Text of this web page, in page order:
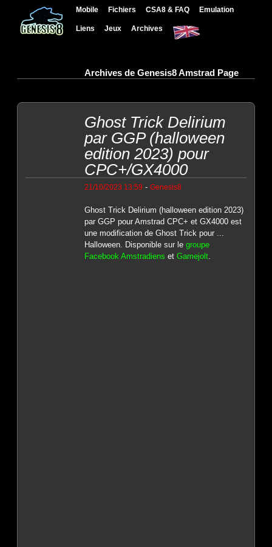
Mobile Fichiers CSA8 & FAQ Emulation
Liens Jeux Archives
Archives de Genesis8 Amstrad Page
Ghost Trick Delirium
par GGP (halloween
edition 2023) pour
CPC+/GX4000
21/10/2023 13:59 - Genesis8
Ghost Trick Delirium (halloween edition 2023)
par GGP pour Amstrad CPC+ et GX4000 est
une modification de Ghost Trick pour ...
Halloween. Disponible sur le groupe
Facebook Amstradiens et Gamejolt.